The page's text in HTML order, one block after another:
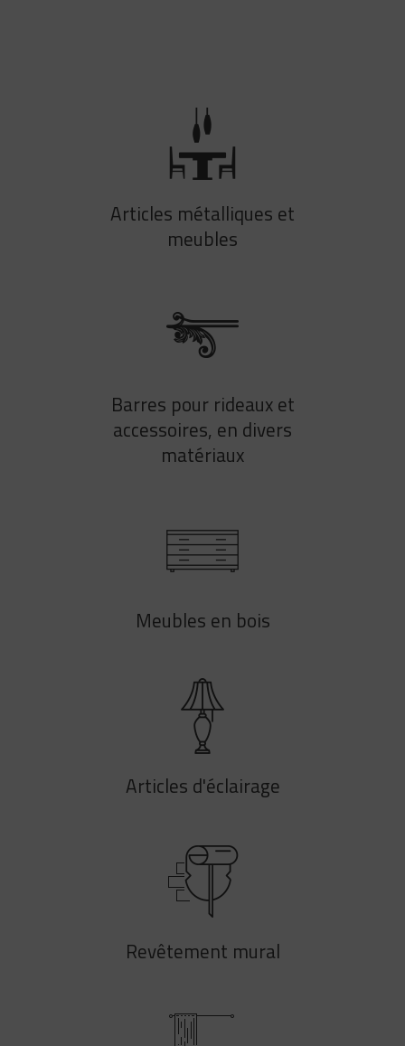
Articles métalliques et
meubles
Barres pour rideaux et
accessoires, en divers
matériaux
Meubles en bois
Articles d'éclairage
Revêtement mural